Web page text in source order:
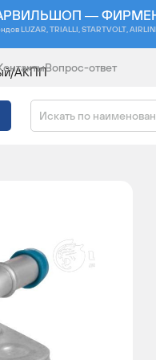
—
LUZAR, TRIALLI, STARTVOLT,
Вопрос-ответ
АКПП
ДЛЯ